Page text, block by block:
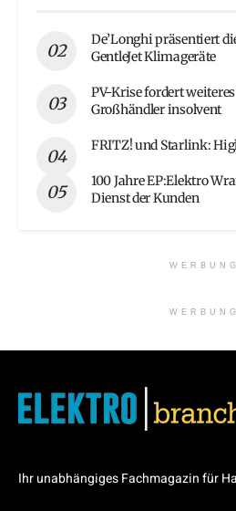
De’Longhi präsentiert
GentleJet Klimageräte
PV-Krise fordert
Großhändler insolvent
FRITZ! und Starlink:
100 Jahre EP:Elektro
Dienst der Kunden
WERBUNG
WERBUNG
Ihr unabhängiges Fachmagazin für